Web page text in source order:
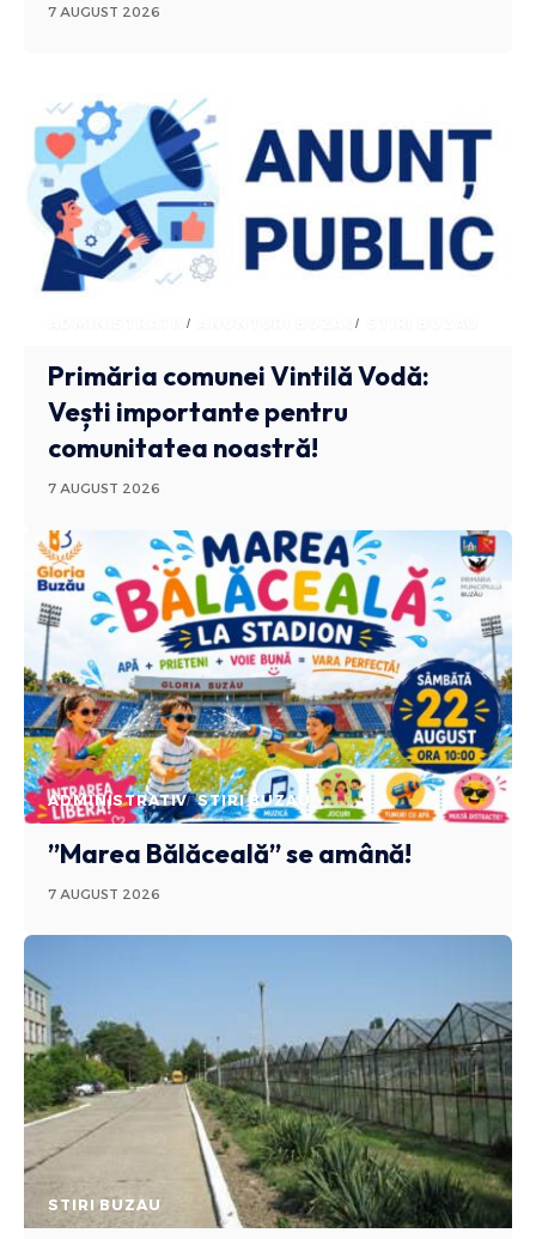
7 AUGUST 2026
ADMINISTRATIV ANUNTURI BUZAU
Primăria comunei Vintilă Vodă:
Vești importante pentru
comunitatea noastră!
7 AUGUST 2026
ADMINISTRATIV STIRI BUZAU
”Marea Bălăceală” se amână!
7 AUGUST 2026
STIRI BUZAU